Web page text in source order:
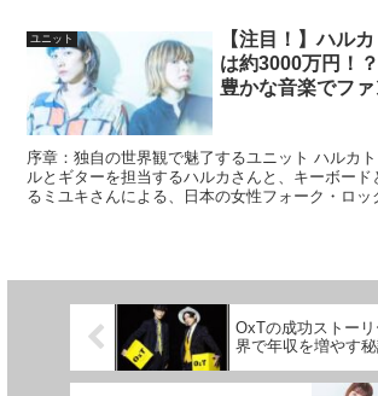
ユニット
【注目！】ハル
は約3000万円！
豊かな音楽でファ
序章：独自の世界観で魅了するユニット ハルカ
ルとギターを担当するハルカさんと、キーボード
るミユキさんによる、日本の女性フォーク・ロッ
OxTの成功ストー
界で年収を増やす